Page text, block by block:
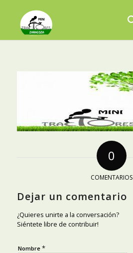
0
COMENTARIOS
Dejar un comentario
¿Quieres unirte a la conversación?
Siéntete libre de contribuir!
Nombre *